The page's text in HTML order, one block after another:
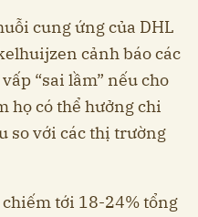
cung ứng của DHL
cảnh báo các
“sai lầm” nếu cho
họ có thể hưởng chi
so với các thị trường
tới 18-24% tổng